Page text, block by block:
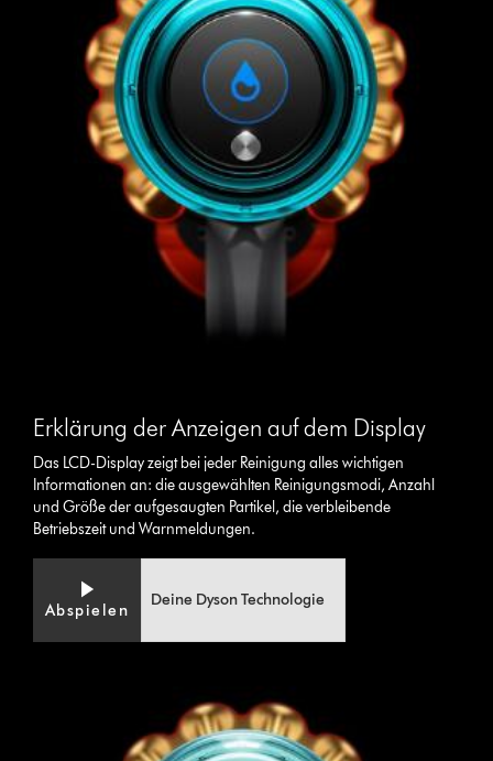
Erklärung der Anzeigen auf dem Display
Das LCD-Display zeigt bei jeder Reinigung alles wichtigen
Informationen an: die ausgewählten Reinigungsmodi, Anzahl
und Größe der aufgesaugten Partikel, die verbleibende
Betriebszeit und Warnmeldungen.
Abspielen
Deine Dyson Technologie